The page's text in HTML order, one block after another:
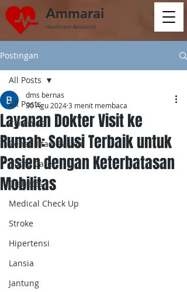
Ammarai
Healthcare Assistance
Postingan
All Posts
COVID-19
Rehabilitasi Pasien
Home Care
Diabetes
Medical Check Up
Stroke
Hipertensi
Lansia
Jantung
All Posts
Layanan Dokter Visit ke
Rumah: Solusi Terbaik untuk
Pasien dengan Keterbatasan
Mobilitas
dms bernas
30 Agu 20243 menit membaca